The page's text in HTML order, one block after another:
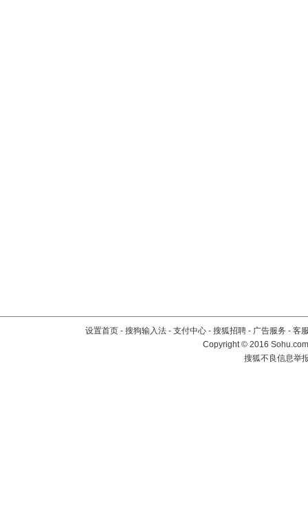
设置首页 - 搜狗输入法 - 支付中心 - 搜狐招聘 - 广告服务 - 客
Copyright©2016
搜狐不良信息举